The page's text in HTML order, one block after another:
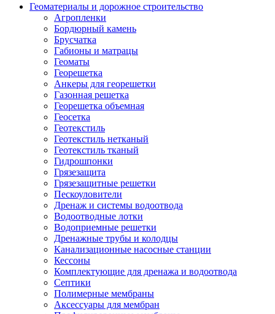
Геоматериалы и дорожное строительство
Агропленки
Бордюрный камень
Брусчатка
Габионы и матрацы
Геоматы
Георешетка
Анкеры для георешетки
Газонная решетка
Георешетка объемная
Геосетка
Геотекстиль
Геотекстиль нетканый
Геотекстиль тканый
Гидрошпонки
Грязезащита
Грязезащитные решетки
Пескоуловители
Дренаж и системы водоотвода
Водоотводные лотки
Водоприемные решетки
Дренажные трубы и колодцы
Канализационные насосные станции
Кессоны
Комплектующие для дренажа и водоотвода
Септики
Полимерные мембраны
Аксессуары для мембран